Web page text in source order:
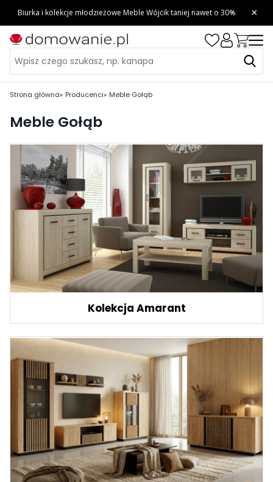
Strona główna Producenci Meble Gołąb
Meble Gołąb
Kolekcja Amarant